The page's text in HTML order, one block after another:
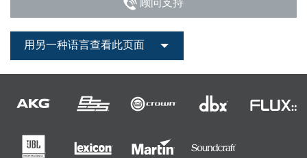
用另一种语言查看此页面